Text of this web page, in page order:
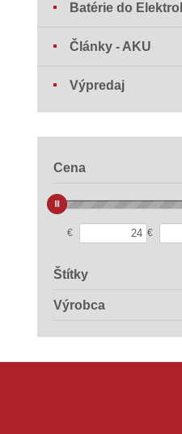
Batérie do
Články - AKU
Výpredaj
Cena
€ €
Štítky
Výrobca